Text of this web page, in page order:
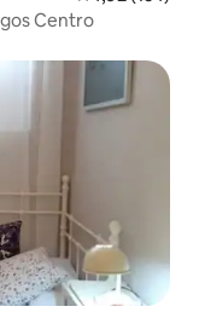
Centro